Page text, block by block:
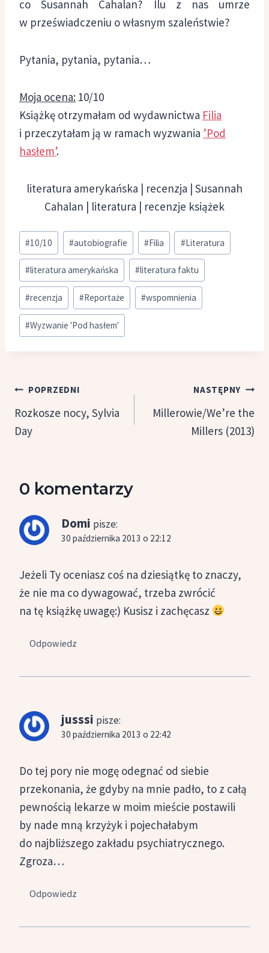
co Susannah Cahalan? Ilu z nas umrze
w przeświadczeniu o własnym szaleństwie?
Pytania, pytania, pytania…
Moja ocena: 10/10
Książkę otrzymałam od wydawnictwa Filia
i przeczytałam ją w ramach wyzwania ’Pod
hasłem’.
literatura amerykańska | recenzja | Susannah
Cahalan | literatura | recenzje książek
Tagi
wpisu:
#10/10 #autobiografie #Filia #Literatura
#literatura amerykańska #literatura faktu
#recenzja #Reportaże #wspomnienia
#Wyzwanie 'Pod hasłem'
Nawigacja
wpisu
POPRZEDNI
Rozkosze nocy, Sylvia
Day
NASTĘPNY
Millerowie/We’re the
Millers (2013)
0 komentarzy
Domi pisze:
30 października 2013 o 22:12
Jeżeli Ty oceniasz coś na dziesiątkę to znaczy,
że nie ma co dywagować, trzeba zwrócić
na tę książkę uwagę:) Kusisz i zachęcasz
Odpowiedz
jusssi pisze:
30 października 2013 o 22:42
Do tej pory nie mogę odegnać od siebie
przekonania, że gdyby na mnie padło, to z całą
pewnością lekarze w moim mieście postawili
by nade mną krzyżyk i pojechałabym
do najbliższego zakładu psychiatrycznego.
Zgroza…
Odpowiedz